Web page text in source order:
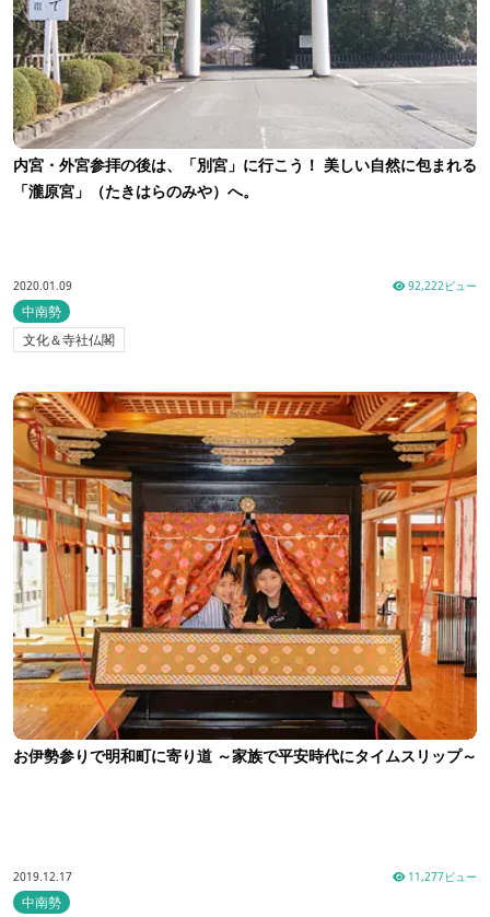
内宮・外宮参拝の後は、「別宮」に行こう！ 美しい自然に包まれる
「瀧原宮」（たきはらのみや）へ。
2020.01.09 92,222ビュー
中南勢
文化＆寺社仏閣
お伊勢参りで明和町に寄り道 ～家族で平安時代にタイムスリップ～
2019.12.17 11,277ビュー
中南勢